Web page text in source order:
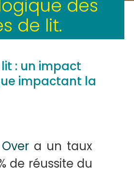
des
de lit.
: un impact
impactant la
a un taux
de réussite du